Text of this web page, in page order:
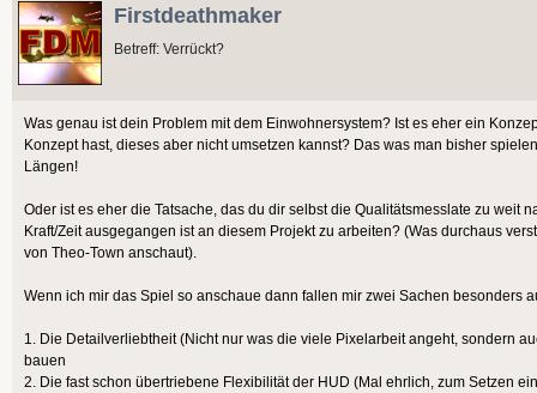
Firstdeathmaker
Betreff: Verrückt?
Was genau ist dein Problem mit dem Einwohnersystem? Ist es eher ein
Konzept hast, dieses aber nicht umsetzen kannst? Das was man bisher
Längen!
Oder ist es eher die Tatsache, das du dir selbst die Qualitätsmesslate zu weit
Kraft/Zeit ausgegangen ist an diesem Projekt zu arbeiten? (Was durchaus
von Theo-Town anschaut).
Wenn ich mir das Spiel so anschaue dann fallen mir zwei Sachen besonders
1. Die Detailverliebtheit (Nicht nur was die viele Pixelarbeit angeht, sondern
bauen
2. Die fast schon übertriebene Flexibilität der HUD (Mal ehrlich, zum Setzen